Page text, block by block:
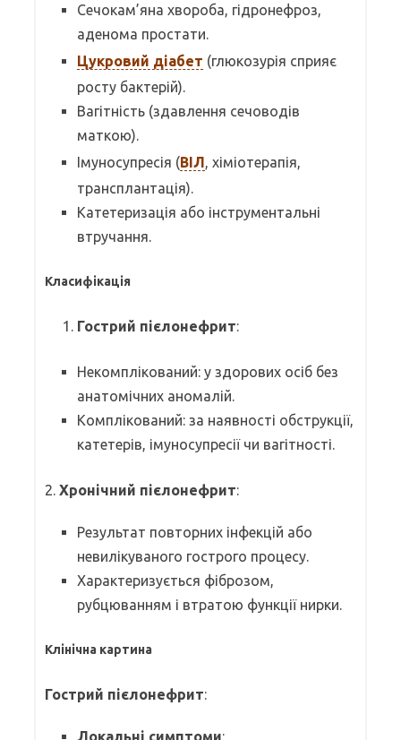
Сечокам’яна хвороба, гідронефроз,
аденома простати.
Цукровий діабет (глюкозурія сприяє
росту бактерій).
Вагітність (здавлення сечоводів
маткою).
Імуносупресія (ВІЛ, хіміотерапія,
трансплантація).
Катетеризація або інструментальні
втручання.
Класифікація
Гострий пієлонефрит:
Некомплікований: у здорових осіб без
анатомічних аномалій.
Комплікований: за наявності обструкції,
катетерів, імуносупресії чи вагітності.
2. Хронічний пієлонефрит:
Результат повторних інфекцій або
невилікуваного гострого процесу.
Характеризується фіброзом,
рубцюванням і втратою функції нирки.
Клінічна картина
Гострий пієлонефрит:
Локальні симптоми: